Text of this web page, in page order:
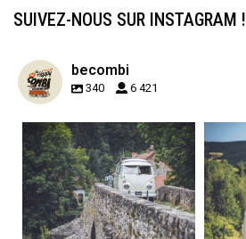
SUIVEZ-NOUS SUR INSTAGRAM !
becombi
340 6 421
becombi